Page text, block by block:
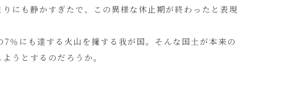
にも静かすぎたで、この異様な休止期が終わったと表現
％にも達する火山を擁する我が国。そんな国土が本来の
うとするのだろうか。